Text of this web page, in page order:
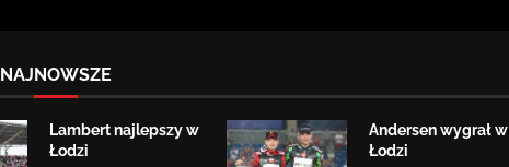
NAJNOWSZE
Lambert najlepszy w
Łodzi
Andersen wygrał w
Łodzi